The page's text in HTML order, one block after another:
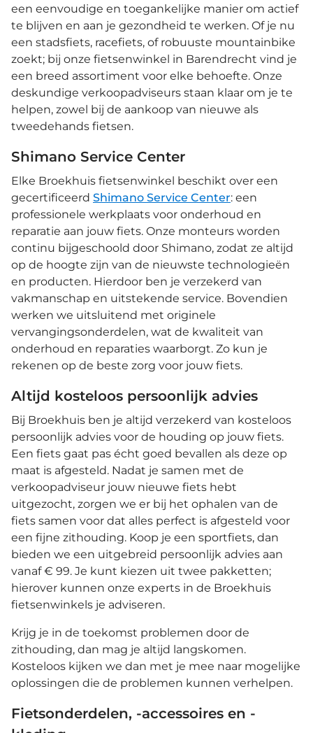
een eenvoudige en toegankelijke manier om actief
te blijven en aan je gezondheid te werken. Of je nu
een stadsfiets, racefiets, of robuuste mountainbike
zoekt; bij onze fietsenwinkel in Barendrecht vind je
een breed assortiment voor elke behoefte. Onze
deskundige verkoopadviseurs staan klaar om je te
helpen, zowel bij de aankoop van nieuwe als
tweedehands fietsen.
Shimano Service Center
Elke Broekhuis fietsenwinkel beschikt over een
gecertificeerd Shimano Service Center: een
professionele werkplaats voor onderhoud en
reparatie aan jouw fiets. Onze monteurs worden
continu bijgeschoold door Shimano, zodat ze altijd
op de hoogte zijn van de nieuwste technologieën
en producten. Hierdoor ben je verzekerd van
vakmanschap en uitstekende service. Bovendien
werken we uitsluitend met originele
vervangingsonderdelen, wat de kwaliteit van
onderhoud en reparaties waarborgt. Zo kun je
rekenen op de beste zorg voor jouw fiets.
Altijd kosteloos persoonlijk advies
Bij Broekhuis ben je altijd verzekerd van kosteloos
persoonlijk advies voor de houding op jouw fiets.
Een fiets gaat pas écht goed bevallen als deze op
maat is afgesteld. Nadat je samen met de
verkoopadviseur jouw nieuwe fiets hebt
uitgezocht, zorgen we er bij het ophalen van de
fiets samen voor dat alles perfect is afgesteld voor
een fijne zithouding. Koop je een sportfiets, dan
bieden we een uitgebreid persoonlijk advies aan
vanaf € 99. Je kunt kiezen uit twee pakketten;
hierover kunnen onze experts in de Broekhuis
fietsenwinkels je adviseren.
Krijg je in de toekomst problemen door de
zithouding, dan mag je altijd langskomen.
Kosteloos kijken we dan met je mee naar mogelijke
oplossingen die de problemen kunnen verhelpen.
Fietsonderdelen, -accessoires en -